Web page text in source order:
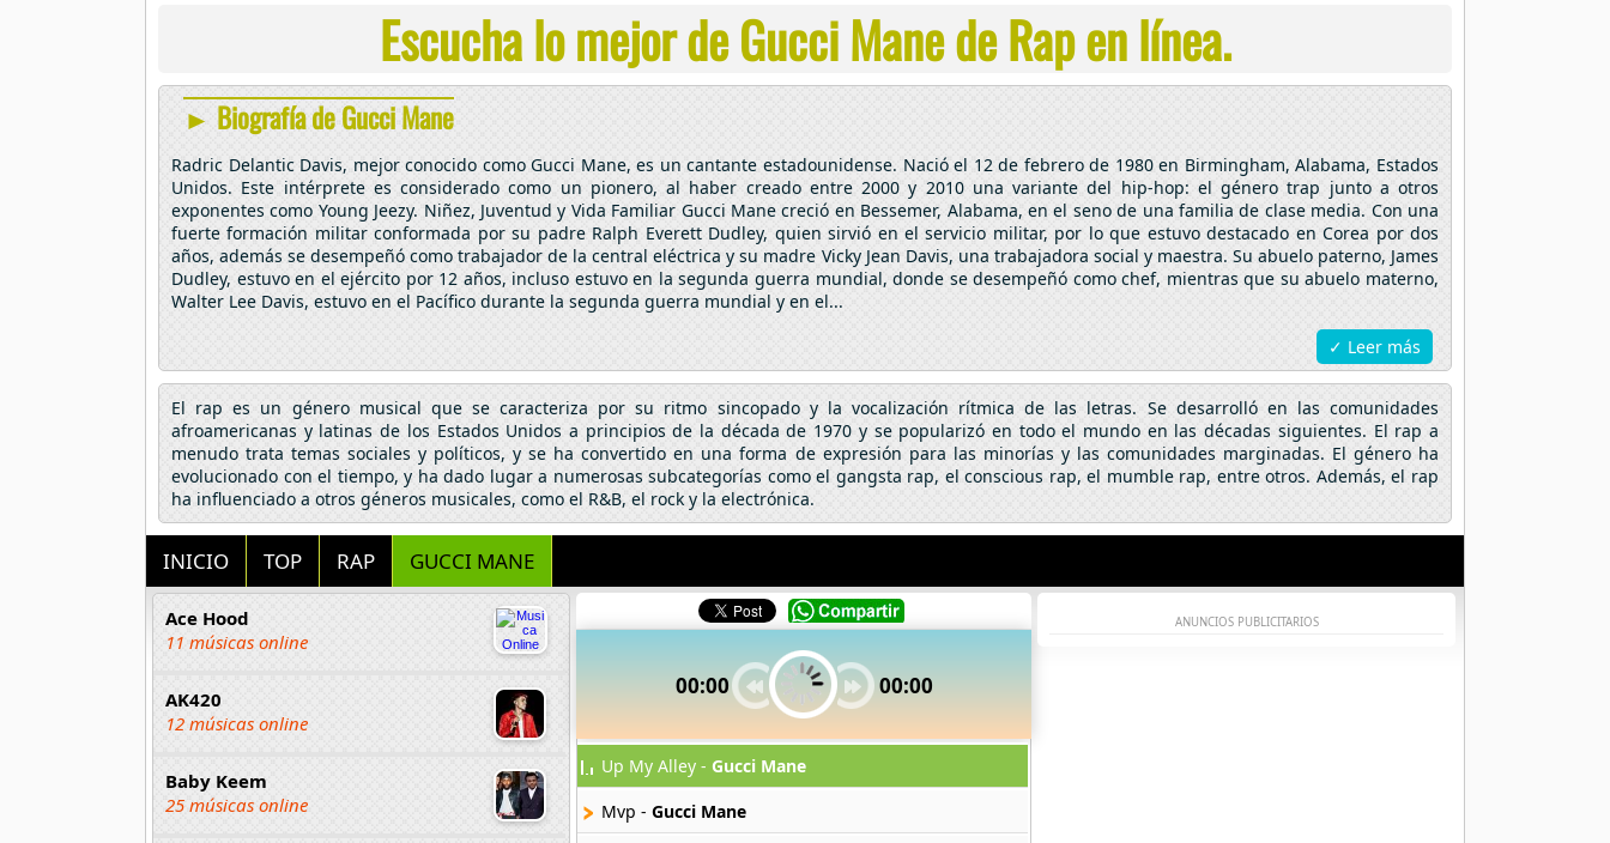
Escucha lo mejor de Gucci Mane de Rap en línea.
► Biografía de Gucci Mane
Radric Delantic Davis, mejor conocido como Gucci Mane, es un cantante estadounidense. Nació el 12 de febrero de 1980 en Birmingham, Alabama, Estados
Unidos. Este intérprete es considerado como un pionero, al haber creado entre 2000 y 2010 una variante del hip-hop: el género trap junto a otros
exponentes como Young Jeezy. Niñez, Juventud y Vida Familiar Gucci Mane creció en Bessemer, Alabama, en el seno de una familia de clase media. Con una
fuerte formación militar conformada por su padre Ralph Everett Dudley, quien sirvió en el servicio militar, por lo que estuvo destacado en Corea por dos
años, además se desempeñó como trabajador de la central eléctrica y su madre Vicky Jean Davis, una trabajadora social y maestra. Su abuelo paterno, James
Dudley, estuvo en el ejército por 12 años, incluso estuvo en la segunda guerra mundial, donde se desempeñó como chef, mientras que su abuelo materno,
Walter Lee Davis, estuvo en el Pacífico durante la segunda guerra mundial y en el...
✓ Leer más
El rap es un género musical que se caracteriza por su ritmo sincopado y la vocalización rítmica de las letras. Se desarrolló en las comunidades
afroamericanas y latinas de los Estados Unidos a principios de la década de 1970 y se popularizó en todo el mundo en las décadas siguientes. El rap a
menudo trata temas sociales y políticos, y se ha convertido en una forma de expresión para las minorías y las comunidades marginadas. El género ha
evolucionado con el tiempo, y ha dado lugar a numerosas subcategorías como el gangsta rap, el conscious rap, el mumble rap, entre otros. Además, el rap
ha influenciado a otros géneros musicales, como el R&B, el rock y la electrónica.
INICIO TOP RAP GUCCI MANE
Ace Hood
11 músicas online
AK420
12 músicas online
Baby Keem
25 músicas online
00:00 00:00
Up My Alley - Gucci Mane
Mvp - Gucci Mane
ANUNCIOS PUBLICITARIOS